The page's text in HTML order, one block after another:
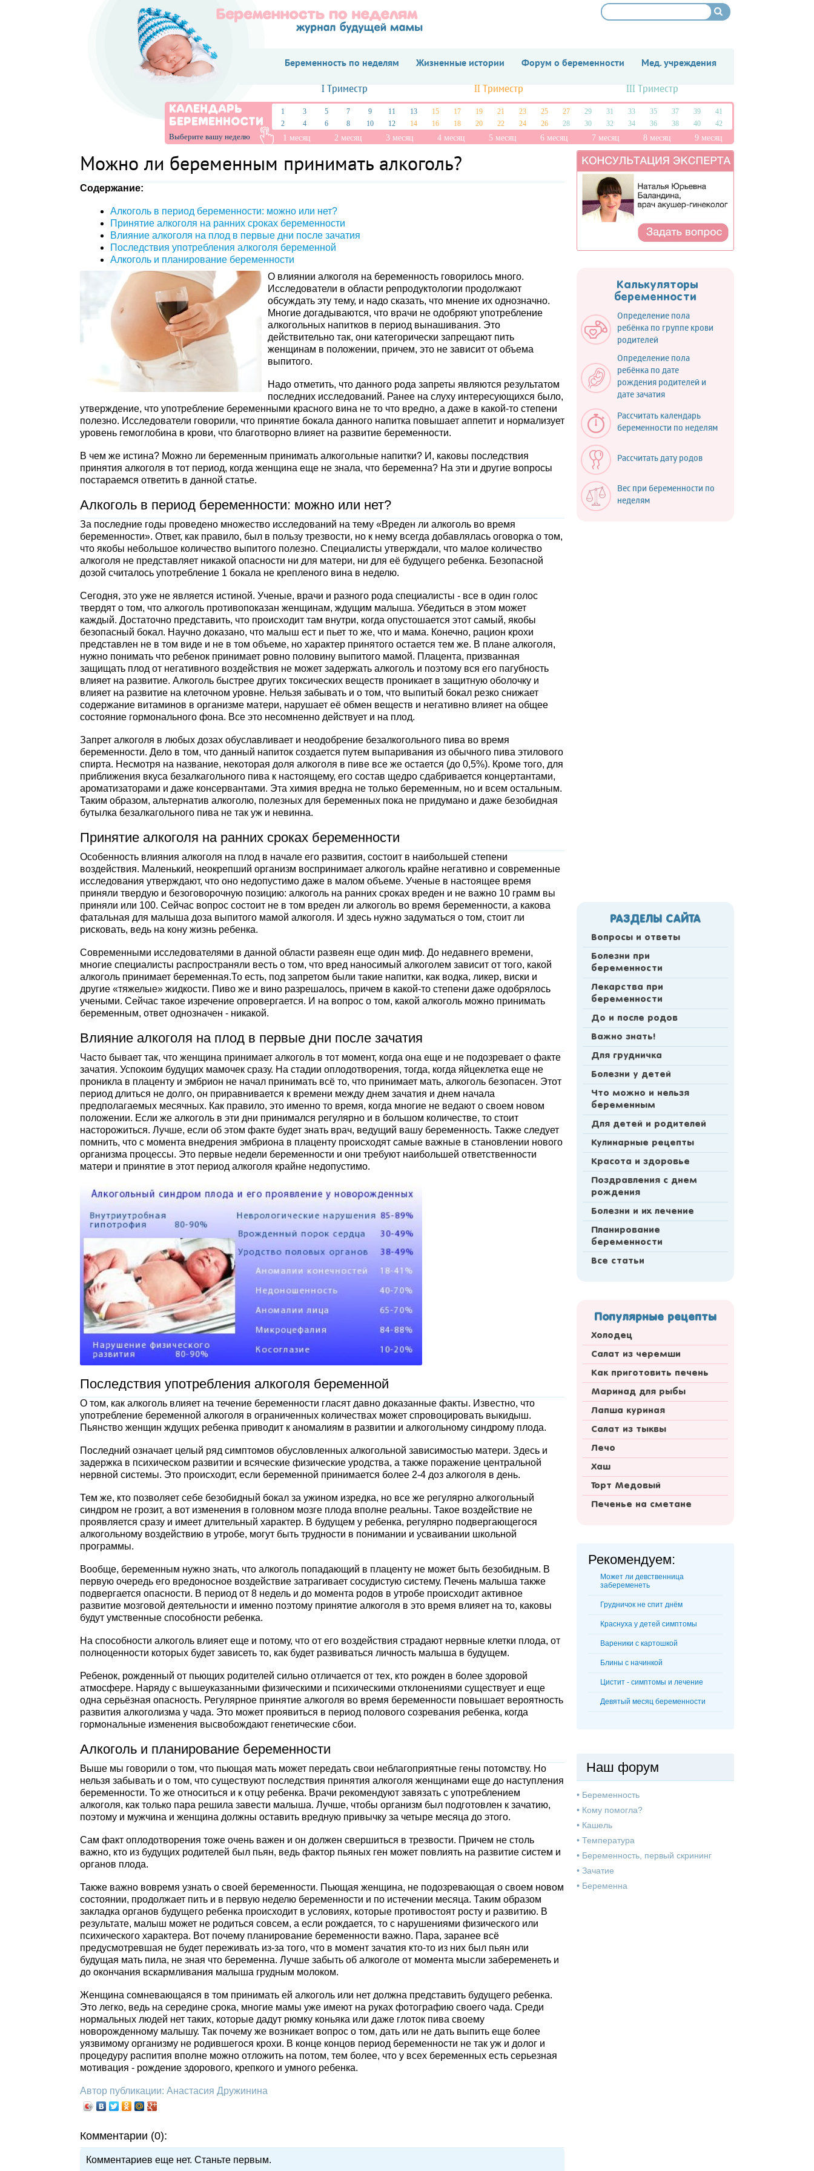
Беременность по неделям Жизненные истории Форум о беременности Мед. учреждения
I Триместр II Триместр III Триместр
КАЛЕНДАРЬ
БЕРЕМЕННОСТИ
Выберите вашу неделю
1 3 5 7 9 11 13 15 17 19 21 23 25 27 29 31 33 35 37 39
41
2
4 6 8 10 12 14 16 18 20 22 24 26 28 30 32 34 36 38 40 42
1 месяц 2 месяц 3 месяц 4 месяц 5 месяц 6 месяц 7 месяц 8 месяц 9 месяц
Можно ли беременным принимать алкоголь?
Содержание:
Алкоголь в период беременности: можно или нет?
Принятие алкоголя на ранних сроках беременности
Влияние алкоголя на плод в первые дни после зачатия
Последствия употребления алкоголя беременной
Алкоголь и планирование беременности
О влиянии алкоголя на беременность говорилось много.
Исследователи в области репродуктологии продолжают
обсуждать эту тему, и надо сказать, что мнение их однозначно.
Многие догадываются, что врачи не одобряют употребление
алкогольных напитков в период вынашивания. Это
действительно так, они категорически запрещают пить
женщинам в положении, причем, это не зависит от объема
выпитого.
Надо отметить, что данного рода запреты являются результатом
последних исследований. Ранее на слуху интересующихся было,
утверждение, что употребление беременными красного вина не то что вредно, а даже в какой-то степени
полезно. Исследователи говорили, что принятие бокала данного напитка повышает аппетит и нормализует
уровень гемоглобина в крови, что благотворно влияет на развитие беременности.
В чем же истина? Можно ли беременным принимать алкогольные напитки? И, каковы последствия
принятия алкоголя в тот период, когда женщина еще не знала, что беременна? На эти и другие вопросы
постараемся ответить в данной статье.
Алкоголь в период беременности: можно или нет?
За последние годы проведено множество исследований на тему «Вреден ли алкоголь во время
беременности». Ответ, как правило, был в пользу трезвости, но к нему всегда добавлялась оговорка о том,
что якобы небольшое количество выпитого полезно. Специалисты утверждали, что малое количество
алкоголя не представляет никакой опасности ни для матери, ни для её будущего ребенка. Безопасной
дозой считалось употребление 1 бокала не крепленого вина в неделю.
Сегодня, это уже не является истиной. Ученые, врачи и разного рода специалисты - все в один голос
твердят о том, что алкоголь противопоказан женщинам, ждущим малыша. Убедиться в этом может
каждый. Достаточно представить, что происходит там внутри, когда опустошается этот самый, якобы
безопасный бокал. Научно доказано, что малыш ест и пьет то же, что и мама. Конечно, рацион крохи
представлен не в том виде и не в том объеме, но характер принятого остается тем же. В плане алкоголя,
нужно понимать что ребенок принимает ровно половину выпитого мамой. Плацента, призванная
защищать плод от негативного воздействия не может задержать алкоголь и поэтому вся его пагубность
влияет на развитие. Алкоголь быстрее других токсических веществ проникает в защитную оболочку и
влияет на развитие на клеточном уровне. Нельзя забывать и о том, что выпитый бокал резко снижает
содержание витаминов в организме матери, нарушает её обмен веществ и негативно влияет на общее
состояние гормонального фона. Все это несомненно действует и на плод.
Запрет алкоголя в любых дозах обуславливает и неодобрение безалкогольного пива во время
беременности. Дело в том, что данный напиток создается путем выпаривания из обычного пива этилового
спирта. Несмотря на название, некоторая доля алкоголя в пиве все же остается (до 0,5%). Кроме того, для
приближения вкуса безалкагольного пива к настоящему, его состав щедро сдабривается концертантами,
ароматизаторами и даже консервантами. Эта химия вредна не только беременным, но и всем остальным.
Таким образом, альтернатив алкоголю, полезных для беременных пока не придумано и даже безобидная
бутылка безалкагольного пива не так уж и невинна.
Принятие алкоголя на ранних сроках беременности
Особенность влияния алкоголя на плод в начале его развития, состоит в наибольшей степени
воздействия. Маленький, неокрепший организм воспринимает алкоголь крайне негативно и современные
исследования утверждают, что оно недопустимо даже в малом объеме. Ученые в настоящее время
приняли твердую и безоговорочную позицию: алкоголь на ранних сроках вреден и не важно 10 грамм вы
приняли или 100. Сейчас вопрос состоит не в том вреден ли алкоголь во время беременности, а какова
фатальная для малыша доза выпитого мамой алкоголя. И здесь нужно задуматься о том, стоит ли
рисковать, ведь на кону жизнь ребенка.
Современными исследователями в данной области развеян еще один миф. До недавнего времени,
многие специалисты распространяли весть о том, что вред наносимый алкоголем зависит от того, какой
алкоголь принимает беременная.То есть, под запретом были такие напитки, как водка, ликер, виски и
другие «тяжелые» жидкости. Пиво же и вино разрешалось, причем в какой-то степени даже одобрялось
учеными. Сейчас такое изречение опровергается. И на вопрос о том, какой алкоголь можно принимать
беременным, ответ однозначен - никакой.
Влияние алкоголя на плод в первые дни после зачатия
Часто бывает так, что женщина принимает алкоголь в тот момент, когда она еще и не подозревает о факте
зачатия. Успокоим будущих мамочек сразу. На стадии оплодотворения, тогда, когда яйцеклетка еще не
проникла в плаценту и эмбрион не начал принимать всё то, что принимает мать, алкоголь безопасен. Этот
период длиться не долго, он приравнивается к времени между днем зачатия и днем начала
предполагаемых месячных. Как правило, это именно то время, когда многие не ведают о своем новом
положении. Если же алкоголь в эти дни принимался регулярно и в большом количестве, то стоит
насторожиться. Лучше, если об этом факте будет знать врач, ведущий вашу беременность. Также следует
помнить, что с момента внедрения эмбриона в плаценту происходят самые важные в становлении нового
организма процессы. Это первые недели беременности и они требуют наибольшей ответственности
матери и принятие в этот период алкоголя крайне недопустимо.
Последствия употребления алкоголя беременной
О том, как алкоголь влияет на течение беременности гласят давно доказанные факты. Известно, что
употребление беременной алкоголя в ограниченных количествах может спровоцировать выкидыш.
Пьянство женщин ждущих ребенка приводит к аномалиям в развитии и алкогольному синдрому плода.
Последний означает целый ряд симптомов обусловленных алкогольной зависимостью матери. Здесь и
задержка в психическом развитии и всяческие физические уродства, а также поражение центральной
нервной системы. Это происходит, если беременной принимается более 2-4 доз алкоголя в день.
Тем же, кто позволяет себе безобидный бокал за ужином изредка, но все же регулярно алкогольный
синдром не грозит, а вот изменения в головном мозге плода вполне реальны. Такое воздействие не
проявляется сразу и имеет длительный характер. В будущем у ребенка, регулярно подвергающегося
алкогольному воздействию в утробе, могут быть трудности в понимании и усваивании школьной
программы.
Вообще, беременным нужно знать, что алкоголь попадающий в плаценту не может быть безобидным. В
первую очередь его вредоносное воздействие затрагивает сосудистую систему. Печень малыша также
подвергается опасности. В период от 8 недель и до момента родов в утробе происходит активное
развитие мозговой деятельности и именно поэтому принятие алкоголя в это время влияет на то, каковы
будут умственные способности ребенка.
На способности алкоголь влияет еще и потому, что от его воздействия страдают нервные клетки плода, от
полноценности которых будет зависеть то, как будет развиваться личность малыша в будущем.
Ребенок, рожденный от пьющих родителей сильно отличается от тех, кто рожден в более здоровой
атмосфере. Наряду с вышеуказанными физическими и психическими отклонениями существует и еще
одна серьёзная опасность. Регулярное принятие алкоголя во время беременности повышает вероятность
развития алкоголизма у чада. Это может проявиться в период полового созревания ребенка, когда
гормональные изменения высвобождают генетические сбои.
Алкоголь и планирование беременности
Выше мы говорили о том, что пьющая мать может передать свои неблагоприятные гены потомству. Но
нельзя забывать и о том, что существуют последствия принятия алкоголя женщинами еще до наступления
беременности. То же относиться и к отцу ребенка. Врачи рекомендуют завязать с употреблением
алкоголя, как только пара решила завести малыша. Лучше, чтобы организм был подготовлен к зачатию,
поэтому и мужчина и женщина должны оставить вредную привычку за четыре месяца до этого.
Сам факт оплодотворения тоже очень важен и он должен свершиться в трезвости. Причем не столь
важно, кто из будущих родителей был пьян, ведь фактор пьяных ген может повлиять на развитие систем и
органов плода.
Также важно вовремя узнать о своей беременности. Пьющая женщина, не подозревающая о своем новом
состоянии, продолжает пить и в первую неделю беременности и по истечении месяца. Таким образом
закладка органов будущего ребенка происходит в условиях, которые противостоят росту и развитию. В
результате, малыш может не родиться совсем, а если рождается, то с нарушениями физического или
психического характера. Вот почему планирование беременности важно. Пара, заранее всё
предусмотревшая не будет переживать из-за того, что в момент зачатия кто-то из них был пьян или
будущая мать пила, не зная что беременна. Лучше забыть об алкоголе от момента мысли забеременеть и
до окончания вскармливания малыша грудным молоком.
Женщина сомневающаяся в том принимать ей алкоголь или нет должна представить будущего ребенка.
Это легко, ведь на середине срока, многие мамы уже имеют на руках фотографию своего чада. Среди
нормальных людей нет таких, которые дадут рюмку коньяка или даже глоток пива своему
новорожденному малышу. Так почему же возникает вопрос о том, дать или не дать выпить еще более
уязвимому организму не родившегося крохи. В конце концов период беременности не так уж и долог и
процедуру распития вполне можно отложить на потом, тем более, что у всех беременных есть серьезная
мотивация - рождение здорового, крепкого и умного ребенка.
Автор публикации: Анастасия Дружинина
Комментарии (0):
Комментариев еще нет. Станьте первым.
Калькуляторы
беременности
Определение пола
ребёнка по группе крови
родителей
Определение пола
ребёнка по дате
рождения родителей и
дате зачатия
Рассчитать календарь
беременности по неделям
Рассчитать дату родов
Вес при беременности по
неделям
РАЗДЕЛЫ САЙТА
Вопросы и ответы
Болезни при
беременности
Лекарства при
беременности
До и после родов
Важно знать!
Для грудничка
Болезни у детей
Что можно и нельзя
беременным
Для детей и родителей
Кулинарные рецепты
Красота и здоровье
Поздравления с днем
рождения
Болезни и их лечение
Планирование
беременности
Все статьи
Популярные рецепты
Холодец
Салат из черемши
Как приготовить печень
Маринад для рыбы
Лапша куриная
Салат из тыквы
Лечо
Хаш
Торт Медовый
Печенье на сметане
Рекомендуем:
Может ли девственница
забеременеть
Грудничок не спит днём
Краснуха у детей симптомы
Вареники с картошкой
Блины с начинкой
Цистит - симптомы и лечение
Девятый месяц беременности
Наш форум
• Беременность
• Кому помогла?
• Кашель
• Температура
• Беременность, первый скрининг
• Зачатие
• Беременна